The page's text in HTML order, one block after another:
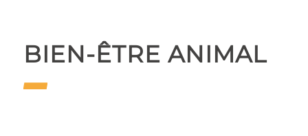
BIEN-ÊTRE ANIMAL